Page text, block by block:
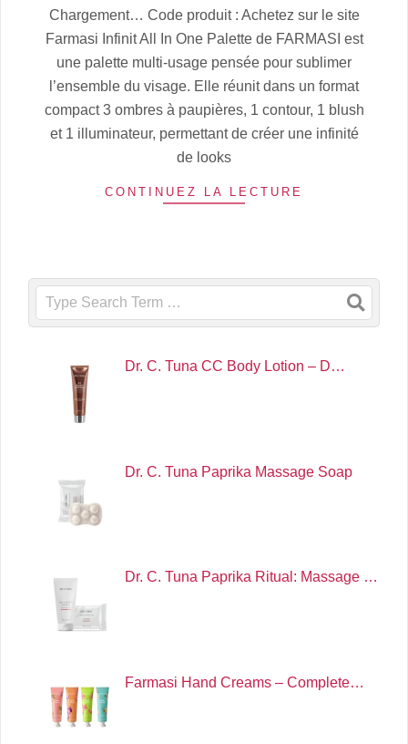
07-
01
Chargement… Code produit : Achetez sur le site
Farmasi Infinit All In One Palette de FARMASI est
une palette multi-usage pensée pour sublimer
l’ensemble du visage. Elle réunit dans un format
compact 3 ombres à paupières, 1 contour, 1 blush
et 1 illuminateur, permettant de créer une infinité
de looks
CONTINUEZ LA LECTURE
Search
Dr. C. Tuna CC Body Lotion – D…
Dr. C. Tuna Paprika Massage Soap
Dr. C. Tuna Paprika Ritual: Massage …
Farmasi Hand Creams – Complete…